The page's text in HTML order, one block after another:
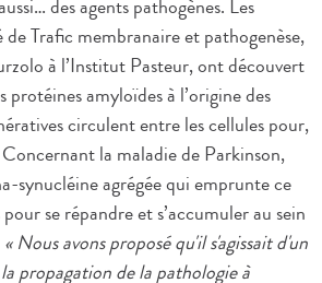
des agents pathogènes. Les
de Trafic membranaire et pathogenèse,
à l’Institut Pasteur, ont découvert
protéines amyloïdes à l’origine des
circulent entre les cellules pour,
la maladie de Parkinson,
synucléine agrégée qui emprunte ce
se répandre et s’accumuler au sein
« Nous avons proposé qu'il s'agissait d'un
propagation de la pathologie à